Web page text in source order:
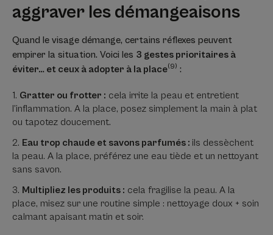
aggraver les démangeaisons
Quand le visage démange, certains réflexes peuvent
empirer la situation. Voici les 3 gestes prioritaires à
éviter… et ceux à adopter à la place(9) :
Gratter ou frotter : cela irrite la peau et entretient
l’inflammation. A la place, posez simplement la main à plat
ou tapotez doucement.
Eau trop chaude et savons parfumés : ils dessèchent
la peau. A la place, préférez une eau tiède et un nettoyant
sans savon.
Multipliez les produits : cela fragilise la peau. A la
place, misez sur une routine simple : nettoyage doux + soin
calmant apaisant matin et soir.